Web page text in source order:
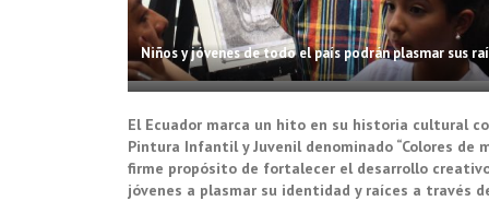
Niños y jóvenes de todo el país podrán plasmar sus
El Ecuador marca un hito en su historia cultural
Pintura Infantil y Juvenil denominado “Colores de
firme propósito de fortalecer el desarrollo
jóvenes a plasmar su identidad y raíces a través